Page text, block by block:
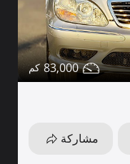
83,000
مشاركة